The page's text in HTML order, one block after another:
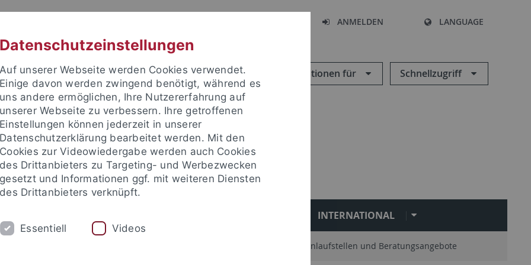
ANMELDEN LANGUAGE
Informationen für Schnellzugriff
und Recht
INTERNATIONAL
Zentrale Anlaufstellen und Beratungsangebote
Datenschutzeinstellungen
Auf unserer Webseite werden Cookies verwendet.
Einige davon werden zwingend benötigt, während es
uns andere ermöglichen, Ihre Nutzererfahrung auf
unserer Webseite zu verbessern. Ihre getroffenen
Einstellungen können jederzeit in unserer
Datenschutzerklärung bearbeitet werden. Mit den
Cookies zur Videowiedergabe werden auch Cookies
des Drittanbieters zu Targeting- und Werbezwecken
gesetzt und Informationen ggf. mit weiteren Diensten
des Drittanbieters verknüpft.
Essentiell Videos